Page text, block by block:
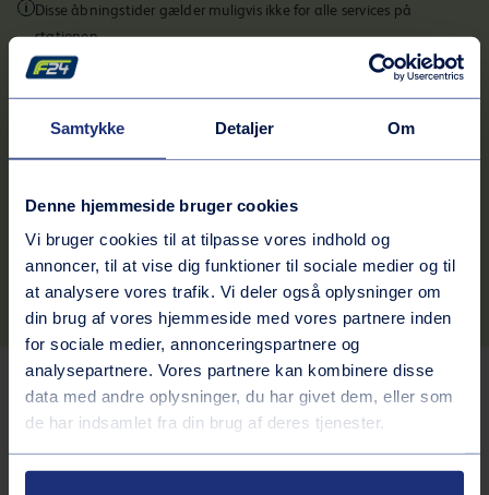
Samtykke Detaljer Om
Denne hjemmeside bruger cookies
Vi bruger cookies til at tilpasse vores indhold og
annoncer, til at vise dig funktioner til sociale medier og til
at analysere vores trafik. Vi deler også oplysninger om
din brug af vores hjemmeside med vores partnere inden
for sociale medier, annonceringspartnere og
analysepartnere. Vores partnere kan kombinere disse
data med andre oplysninger, du har givet dem, eller som
de har indsamlet fra din brug af deres tjenester.
Disse åbningstider gælder muligvis ikke for alle services på
stationen.
Kontaktinformation
Adresse
Esbjergmotorvejen 647 b
Rutebeskrivelse
Telefonnummer
75559301
Tjenester på stationen
Brændstof